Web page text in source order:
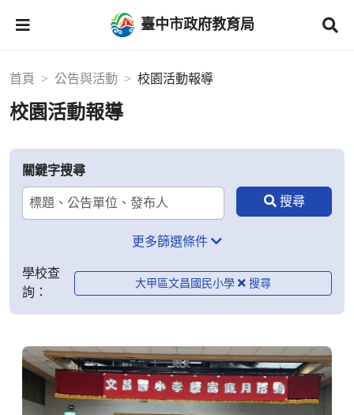
臺中市政府教育局
首頁 公告與活動 校園活動報導
校園活動報導
關鍵字搜尋
更多篩選條件
學校查
詢：
大甲區文昌國民小學